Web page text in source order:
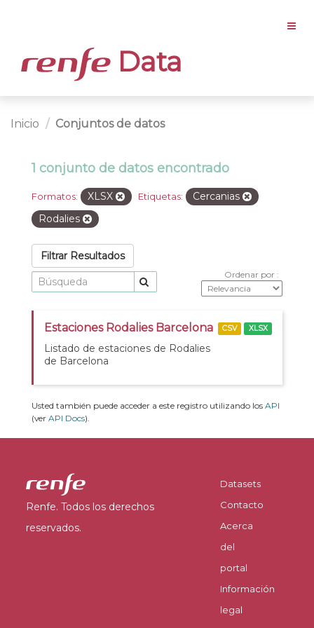
Data
Inicio Conjuntos de datos
1 conjunto de datos encontrado
Formatos: XLSX Etiquetas:
Cercanias
Rodalies
Filtrar Resultados
Ordenar por
Estaciones Rodalies Barcelona
Listado de estaciones de Rodalies
de Barcelona
CSV XLSX
Usted también puede acceder a este registro utilizando los API
(ver API Docs).
Renfe. Todos los derechos
reservados.
Datasets
Contacto
Acerca
del
portal
Información
legal